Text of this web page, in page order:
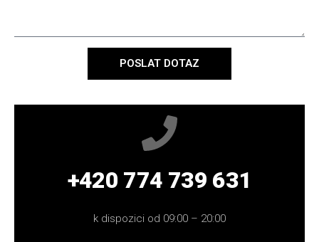
POSLAT DOTAZ
+420 774 739 631
k dispozici od 09:00 – 20:00